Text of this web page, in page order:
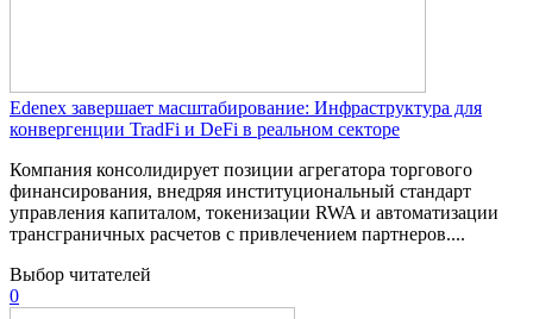
Edenex завершает масштабирование: Инфраструктура для
конвергенции TradFi и DeFi в реальном секторе
Компания консолидирует позиции агрегатора торгового
финансирования, внедряя институциональный стандарт
управления капиталом, токенизации RWA и автоматизации
трансграничных расчетов с привлечением партнеров....
Выбор читателей
0